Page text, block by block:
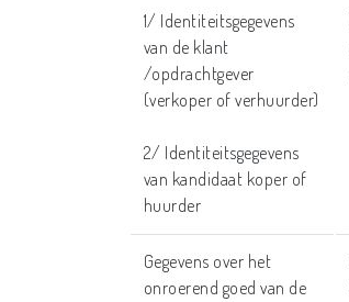
1/ Identiteitsgegevens
van de klant
/opdrachtgever
(verkoper of verhuurder)
2/ Identiteitsgegevens
van kandidaat koper of
huurder
Gegevens over het
onroerend goed van de